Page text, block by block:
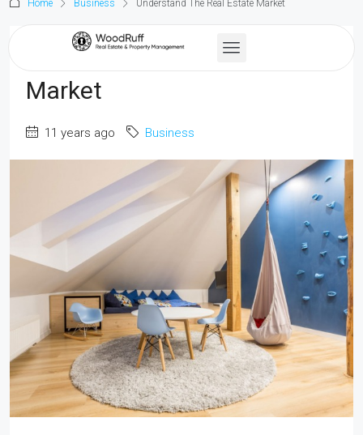
Home Business Understand The Real Estate Market
Understand The Real Estate
Market
11 years ago Business